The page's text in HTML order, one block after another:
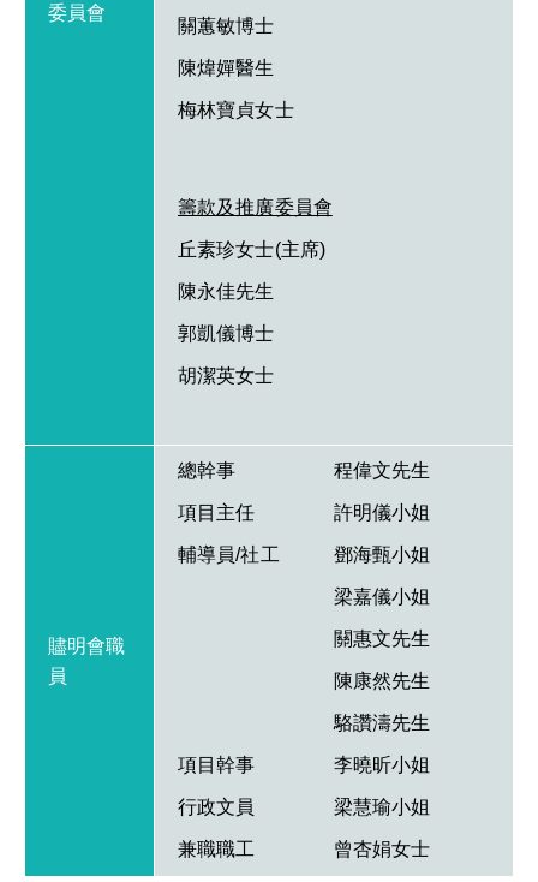
委員會
關蕙敏博士
陳煒嬋醫生
梅林寶貞女士
籌款及推廣委員會
丘素珍女士(主席)
陳永佳先生
郭凱儀博士
胡潔英女士
贐明會職
員
總幹事 程偉文先生
項目主任 許明儀小姐
輔導員/社工
項目幹事
行政文員
鄧海甄小姐
梁嘉儀小姐
關惠文先生
陳康然先生
駱讚濤先生
李曉昕小姐
梁慧瑜小姐
兼職職工 曾杏娟女士